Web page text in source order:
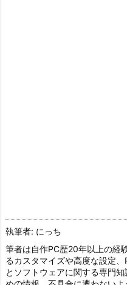
執筆者: にっち
筆者は自作PC歴20年以上の経
るカスタマイズや高度な設定
とソフトウェアに関する専門